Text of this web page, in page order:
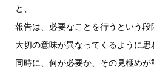
と、
報告は、必要なことを行うという段
大切の意味が異なってくるように思
同時に、何が必要か、その見極めが